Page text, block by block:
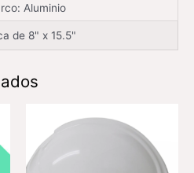
Aluminio
de 8" x 15.5"